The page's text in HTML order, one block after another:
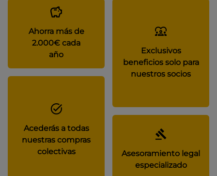
Ahorra más de
2.000€ cada
año
Exclusivos
beneficios solo para
nuestros socios
Acederás a todas
nuestras compras
colectivas
Asesoramiento legal
especializado